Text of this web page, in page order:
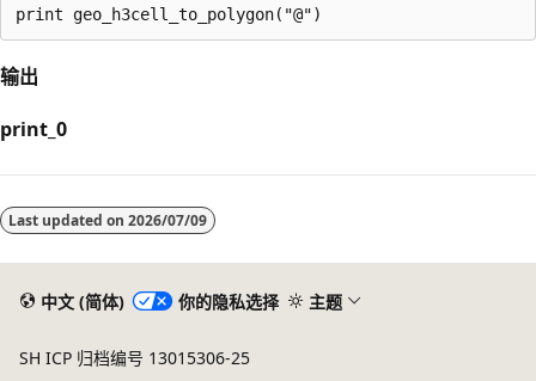
输出
print_0
Last updated on 2026/07/09
中文 (简体) 你的隐私选择 主题
SH ICP 归档编号 13015306-25